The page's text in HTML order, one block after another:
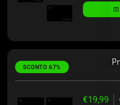
SCONTO 67%
€19,99